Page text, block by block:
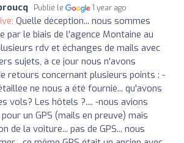
Publié le 1 year ago
Quelle déception... nous sommes
par le biais de l'agence Montaine au
rdv et échanges de mails avec
sujets, à ce jour nous n'avons
retours concernant plusieurs points : -
ne nous a été fournie... qu'avons
vols? Les hôtels ?.... -nous avions
un GPS (mails en preuve) mais
de la voiture... pas de GPS... nous